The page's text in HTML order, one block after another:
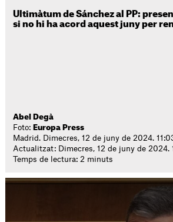
Ultimàtum de Sánchez al PP:
si no hi ha acord aquest juny per
Abel Degà
Foto: Europa Press
Madrid. Dimecres, 12 de juny de 2024.
Actualitzat: Dimecres, 12 de juny de 2024.
Temps de lectura: 2 minuts